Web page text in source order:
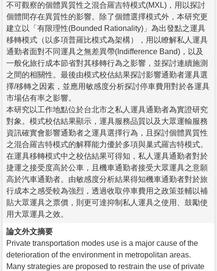
不可觀察的個體異質性之混合羅吉特模式(MXL)，用以探討
個體間存在異質性的影響。除了個體選擇模式外，本研究更
建立以「有限理性(Bounded Rationality)」為出發點之運具
移轉模式（以多項普羅比模式為架構），用以瞭解私人運具
通勤者面對不同運具之無差異帶(Indifference Band)，以及
一般化旅行成本節省對其移轉行為之影響，並探討連續施測
之間的相關性。最後由模式校估結果探討影響通勤者運具選
擇/移轉之因素，並應用敏感度分析探討停車費用對於各運具
市場佔有率之影響。
本研究以工作地點位於台北市之私人運具通勤者為實證研究
對象。模式校估結果顯示，運具服務品質以及大眾運輸服務
資訊確實會影響通勤者之運具選擇行為，且探討個體異質性
之混合羅吉特模式的解釋能力優於多項與巢式羅吉特模式。
在運具移轉模式中之校估結果可得知，私人運具通勤者對於
捷運之接受度高於公車，且機車通勤者接受大眾運具之意願
高於汽車通勤者。由敏感度分析結果得知機車通勤者對於旅
行成本之感受較為強烈，透過收取停車費用之政策並輔以補
貼大眾運具之票價，則更可達抑制私人運具之使用、鼓勵使
用大眾運具之效。
論文外文摘要
Private transportation modes use is a major cause of the
deterioration of the environment in metropolitan areas.
Many strategies are proposed to restrain the use of private